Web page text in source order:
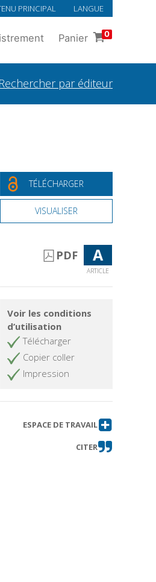
PRINCIPAL LANGUE
Panier 0
Rechercher par éditeur
TÉLÉCHARGER
VISUALISER
PDF A
ARTICLE
Voir les conditions
d’utilisation
Télécharger
Copier coller
Impression
ESPACE DE TRAVAIL
CITER